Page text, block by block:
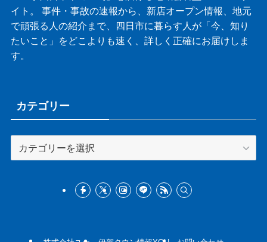
イト。 事件・事故の速報から、新店オープン情報、地元
で頑張る人の紹介まで、四日市に暮らす人が「今、知り
たいこと」をどこよりも速く、詳しく正確にお届けしま
す。
カテゴリー
テ